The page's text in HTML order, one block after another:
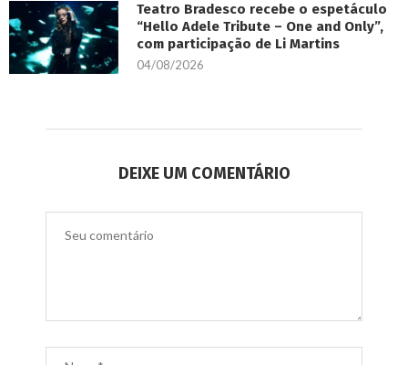
Teatro Bradesco recebe o espetáculo
“Hello Adele Tribute – One and Only”,
com participação de Li Martins
04/08/2026
DEIXE UM COMENTÁRIO